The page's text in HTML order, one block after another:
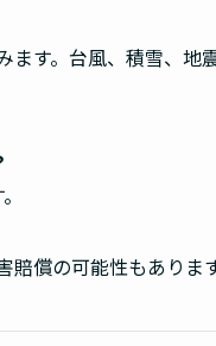
す。台風、積雪、
償の可能性もあります